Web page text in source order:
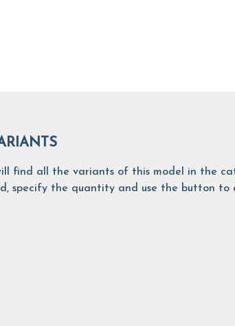
find all the variants of this model in the
specify the quantity and use the button to